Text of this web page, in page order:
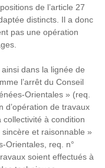
de l’article 27
distincts. Il a donc
pas une opération
dans la lignée de
l’arrêt du Conseil
Orientales » (req.
d’opération de travaux
à condition
et raisonnable »
Orientales, req. n°
soient effectués à